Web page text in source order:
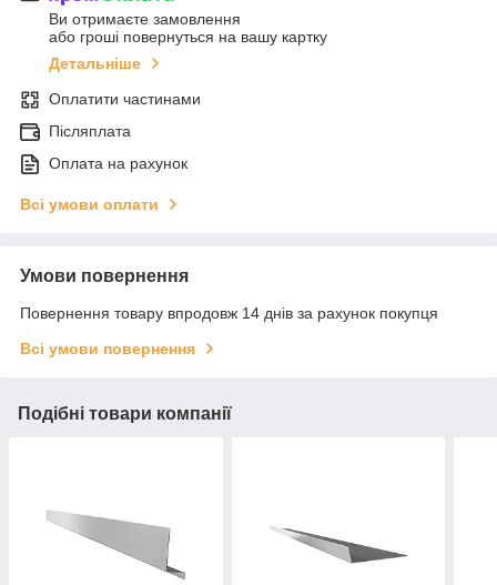
Ви отримаєте замовлення
або гроші повернуться на вашу картку
Детальніше
Оплатити частинами
Післяплата
Оплата на рахунок
Всі умови оплати
Умови повернення
Повернення товару впродовж 14 днів за рахунок покупця
Всі умови повернення
Подібні товари компанії